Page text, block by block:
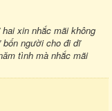
xin nhắc mãi không
người cho đi dĩ
tình mà nhắc mãi